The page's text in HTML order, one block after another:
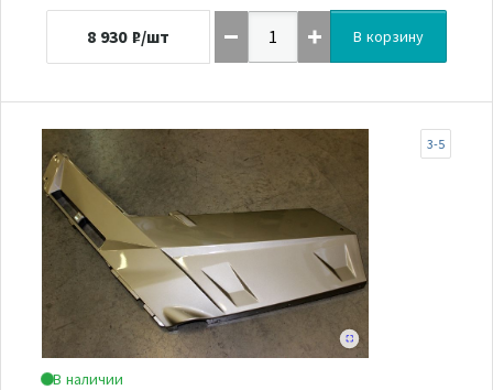
8 930 ₽/шт В корзину
В наличии
3-5